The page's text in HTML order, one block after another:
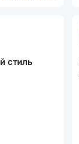
стиль